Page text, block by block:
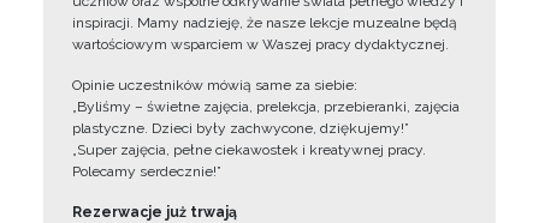
inspiracji. Mamy nadzieję, że nasze lekcje muzealne będą
wartościowym wsparciem w Waszej pracy dydaktycznej.
Opinie uczestników mówią same za siebie:
„Byliśmy – świetne zajęcia, prelekcja, przebieranki, zajęcia
plastyczne. Dzieci były zachwycone, dziękujemy!”
„Super zajęcia, pełne ciekawostek i kreatywnej pracy.
Polecamy serdecznie!”
Rezerwacje już trwają